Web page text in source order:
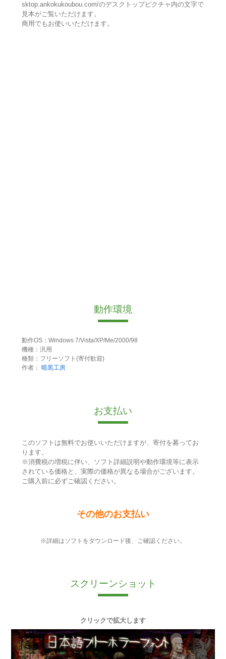
sktop.ankokukoubou.com/のデスクトップピクチャ内の文字で
見本がご覧いただけます。
商用でもお使いいただけます。
動作環境
動作OS：Windows 7/Vista/XP/Me/2000/98
機種：汎用
種類：フリーソフト(寄付歓迎)
作者： 暗黒工房
お支払い
このソフトは無料でお使いいただけますが、寄付を募ってお
ります。
※消費税の増税に伴い、ソフト詳細説明や動作環境等に表示
されている価格と、実際の価格が異なる場合がございます。
ご購入前に必ずご確認ください。
その他のお支払い
※詳細はソフトをダウンロード後、ご確認ください。
スクリーンショット
クリックで拡大します